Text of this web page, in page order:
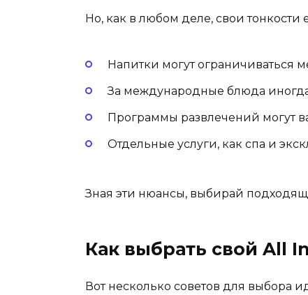
Но, как в любом деле, свои тонкости
Напитки могут ограничиваться
За международные блюда иногда
Программы развлечений могут
Отдельные услуги, как спа и
Зная эти нюансы, выбирай
Как выбрать свой All
Вот несколько советов для выбора